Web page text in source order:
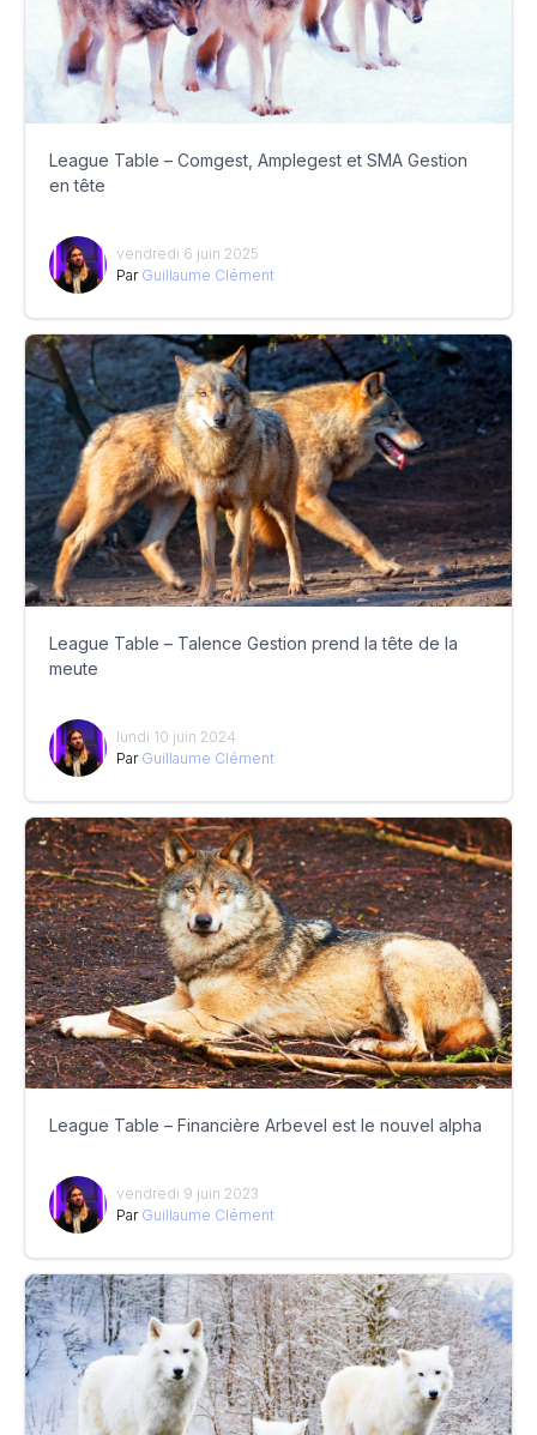
League Table – Comgest, Amplegest et SMA Gestion
en tête
vendredi 6 juin 2025
Par Guillaume Clément
League Table – Talence Gestion prend la tête de la
meute
lundi 10 juin 2024
Par Guillaume Clément
League Table – Financière Arbevel est le nouvel alpha
vendredi 9 juin 2023
Par Guillaume Clément